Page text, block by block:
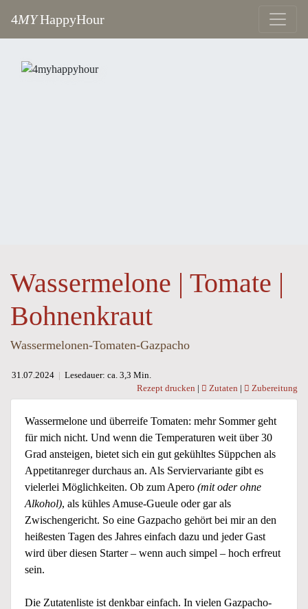
4MYHappyHour
Wassermelone | Tomate |
Bohnenkraut
Wassermelonen-Tomaten-Gazpacho
31.07.2024
Lesedauer: ca. 3,3 Min.
Rezept drucken
Zutaten Zubereitung
Wassermelone und überreife Tomaten: mehr Sommer geht
für mich nicht. Und wenn die Temperaturen weit über 30
Grad ansteigen, bietet sich ein gut gekühltes Süppchen als
Appetitanreger durchaus an. Als Serviervariante gibt es
vielerlei Möglichkeiten. Ob zum Apero (mit oder ohne
Alkohol), als kühles Amuse-Gueule oder gar als
Zwischengericht. So eine Gazpacho gehört bei mir an den
heißesten Tagen des Jahres einfach dazu und jeder Gast
wird über diesen Starter – wenn auch simpel – hoch erfreut
sein.
Die Zutatenliste ist denkbar einfach. In vielen Gazpacho-